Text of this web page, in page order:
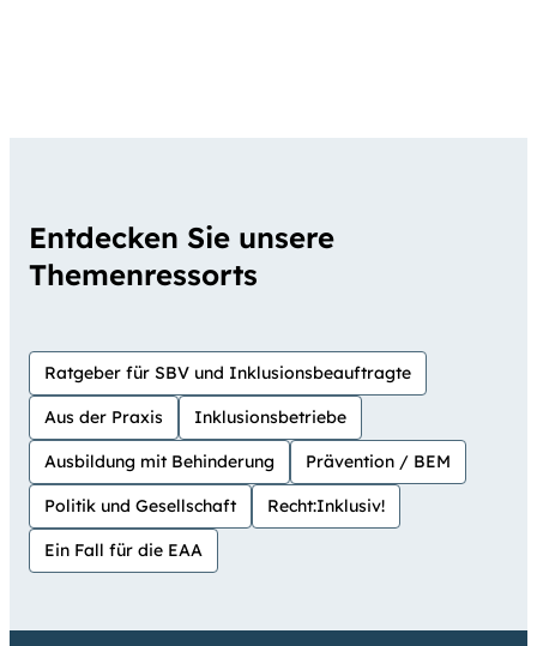
Entdecken Sie unsere
Themenressorts
Ratgeber für SBV und Inklusionsbeauftragte
Aus der Praxis Inklusionsbetriebe
Ausbildung mit Behinderung Prävention / BEM
Politik und Gesellschaft Recht:Inklusiv!
Ein Fall für die EAA